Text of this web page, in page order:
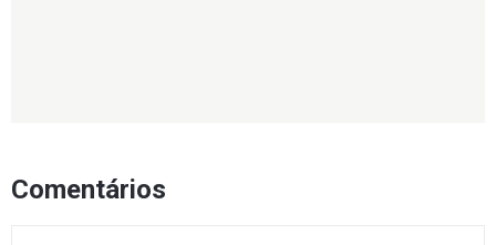
Comentários